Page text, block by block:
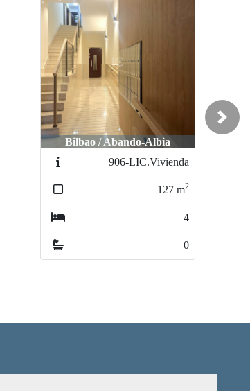
Algorta / Centro
984-Tor_20
80 m2
3
1
Next